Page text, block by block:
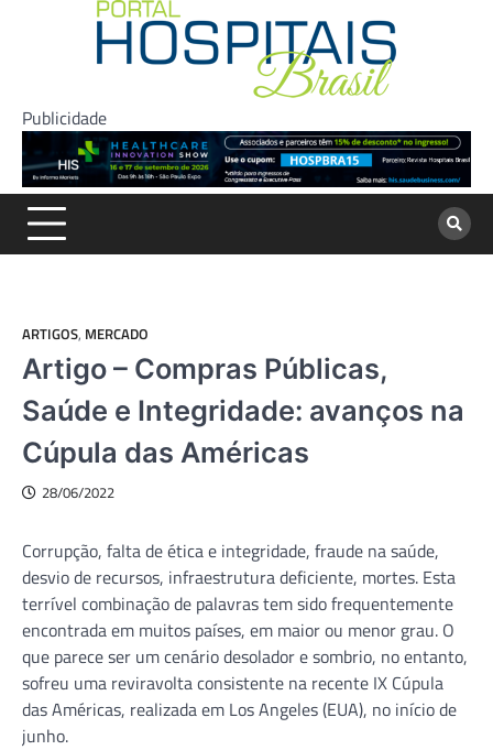
Publicidade
ARTIGOS, MERCADO
Artigo – Compras Públicas,
Saúde e Integridade: avanços na
Cúpula das Américas
28/06/2022
Corrupção, falta de ética e integridade, fraude na saúde,
desvio de recursos, infraestrutura deficiente, mortes. Esta
terrível combinação de palavras tem sido frequentemente
encontrada em muitos países, em maior ou menor grau. O
que parece ser um cenário desolador e sombrio, no entanto,
sofreu uma reviravolta consistente na recente IX Cúpula
das Américas, realizada em Los Angeles (EUA), no início de
junho.